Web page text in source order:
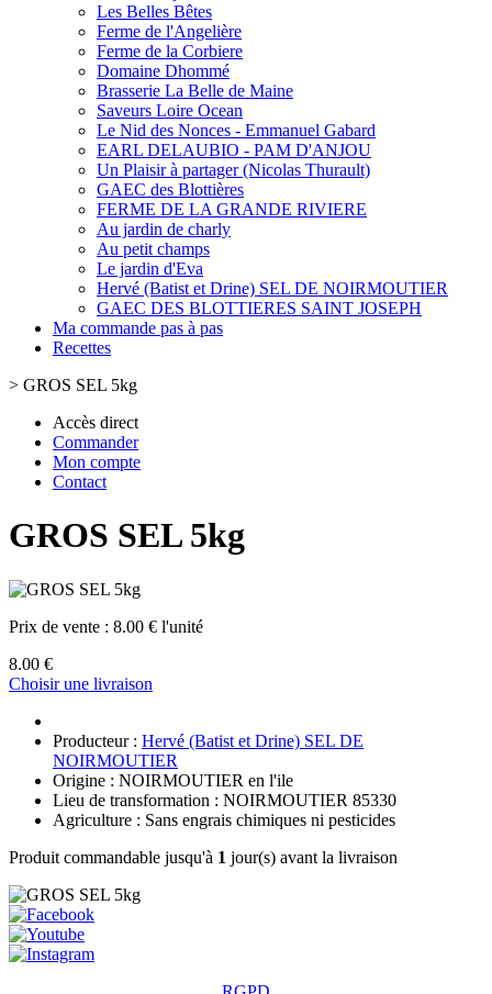
Les Belles Bêtes
Ferme de l'Angelière
Ferme de la Corbiere
Domaine Dhommé
Brasserie La Belle de Maine
Saveurs Loire Ocean
Le Nid des Nonces - Emmanuel Gabard
EARL DELAUBIO - PAM D'ANJOU
Un Plaisir à partager (Nicolas Thurault)
GAEC des Blottières
FERME DE LA GRANDE RIVIERE
Au jardin de charly
Au petit champs
Le jardin d'Eva
Hervé (Batist et Drine) SEL DE NOIRMOUTIER
GAEC DES BLOTTIERES SAINT JOSEPH
Ma commande pas à pas
Recettes
> GROS SEL 5kg
Accès direct
Commander
Mon compte
Contact
GROS SEL 5kg
Prix de vente : 8.00 € l'unité
8.00 €
Choisir une livraison
Producteur : Hervé (Batist et Drine) SEL DE
NOIRMOUTIER
Origine : NOIRMOUTIER en l'ile
Lieu de transformation : NOIRMOUTIER 85330
Agriculture : Sans engrais chimiques ni pesticides
Produit commandable jusqu'à 1 jour(s) avant la livraison